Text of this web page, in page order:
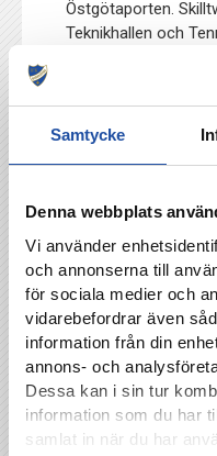
Samtycke
Denna webbplats
Vi använder
och annonserna till
för sociala medier och
vidarebefordrar även
information från din
annons- och
Dessa kan i sin tur
information som du har
samlat in när du har
Östgötaporten.
Teknikhallen och
samtidigt som du
summan av
1500 kronor.
ambulerande
kansliet.
Allsvenskan
IFK
Östgötaporten
Söndagen den 25/8